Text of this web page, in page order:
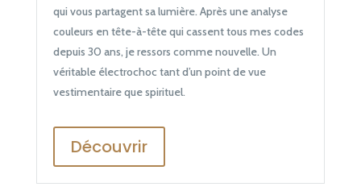
qui vous partagent sa lumière. Après une analyse
couleurs en tête-à-tête qui cassent tous mes codes
depuis 30 ans, je ressors comme nouvelle. Un
véritable électrochoc tant d’un point de vue
vestimentaire que spirituel.
Découvrir